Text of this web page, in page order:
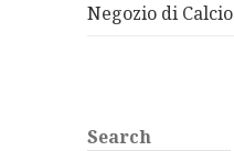
Negozio di Calcio
Search